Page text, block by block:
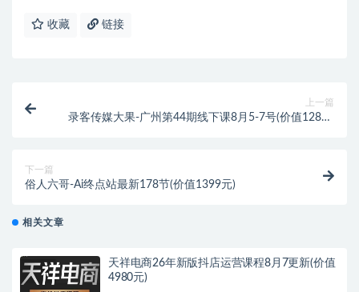
收藏 链接
上一篇
录客传媒大果-广州第44期线下课8月5-7号(价值12800
下一篇
俗人六哥-Ai终点站最新178节(价值1399元)
相关文章
天祥电商26年新版抖店运营课程8月7更新(价值
4980元)